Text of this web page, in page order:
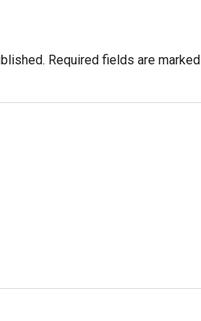
Required fields are marked